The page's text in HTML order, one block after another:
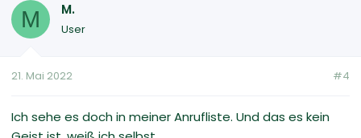
M M.
User
21. Mai 2022 #4
Ich sehe es doch in meiner Anrufliste. Und das es kein